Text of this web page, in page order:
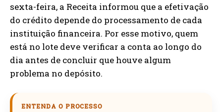
sexta-feira, a Receita informou que a efetivação
do crédito depende do processamento de cada
instituição financeira. Por esse motivo, quem
está no lote deve verificar a conta ao longo do
dia antes de concluir que houve algum
problema no depósito.
ENTENDA O PROCESSO